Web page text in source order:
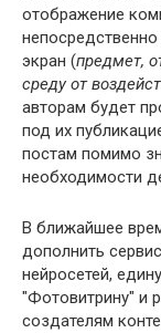
отображение
экран (предмет,
среду от
авторам будет
под их
постам помимо
необходимости
В ближайшее
дополнить
нейросетей,
"Фотовитрину" и
создателям